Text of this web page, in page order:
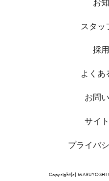
お
スタッ
採
よくあ
お問
サイ
プライバ
Copyright(c) MARUYOSHI